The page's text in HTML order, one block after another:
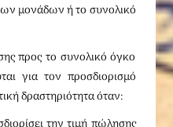
μονάδων ή το συνολικό
προς το συνολικό όγκο
για τον προσδιορισμό
δραστηριότητα όταν: